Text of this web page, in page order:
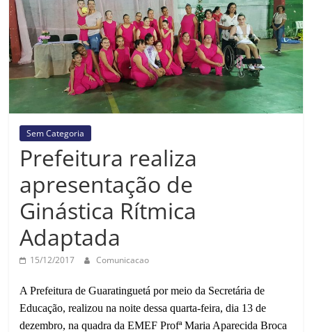
Estância
Turística
Guaratinguetá
Sem Categoria
Prefeitura realiza
apresentação de
Ginástica Rítmica
Adaptada
15/12/2017 Comunicacao
A Prefeitura de Guaratinguetá por meio da Secretária de
Educação, realizou na noite dessa quarta-feira, dia 13 de
dezembro, na quadra da EMEF Profª Maria Aparecida Broca